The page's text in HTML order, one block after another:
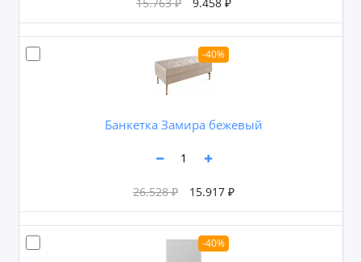
-40%
Банкетка Замира бежевый
26.528 ₽ 15.917 ₽
-40%